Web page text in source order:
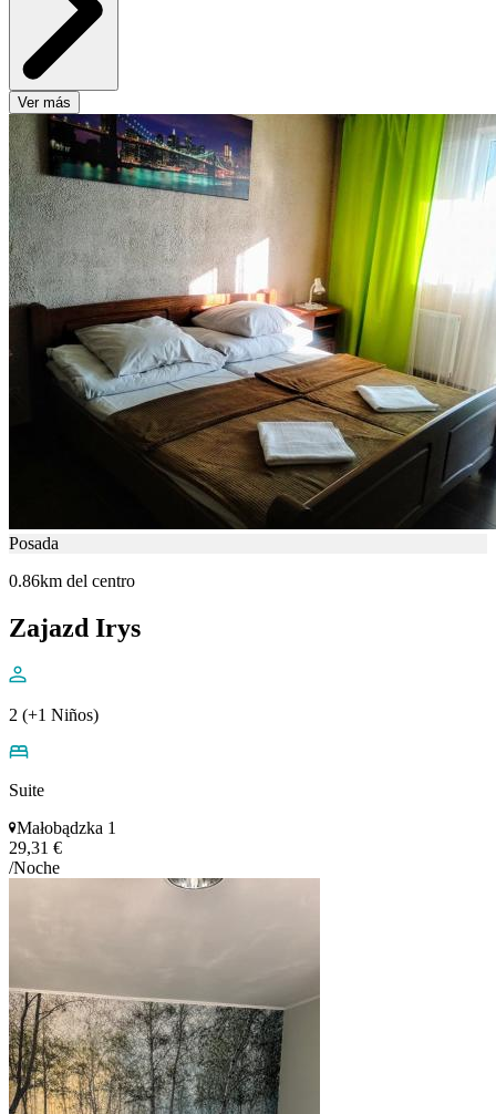
Ver más
Posada
0.86km del centro
Zajazd Irys
2 (+1 Niños)
Suite
Małobądzka 1
29,31 €
/Noche